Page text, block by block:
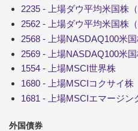
2235 - 上場ダウ平均米国株
2562 - 上場ダウ平均米国株
2568 - 上場NASDAQ100米
2569 - 上場NASDAQ100米
1554 - 上場MSCI世界株
1680 - 上場MSCIコクサイ株
1681 - 上場MSCIエマージン
外国債券